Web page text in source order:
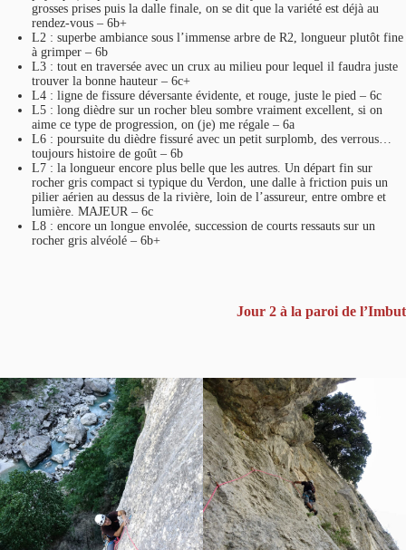
grosses prises puis la dalle finale, on se dit que la variété est déjà au
rendez-vous – 6b+
L2 : superbe ambiance sous l’immense arbre de R2, longueur plutôt fine
à grimper – 6b
L3 : tout en traversée avec un crux au milieu pour lequel il faudra juste
trouver la bonne hauteur – 6c+
L4 : ligne de fissure déversante évidente, et rouge, juste le pied – 6c
L5 : long dièdre sur un rocher bleu sombre vraiment excellent, si on
aime ce type de progression, on (je) me régale – 6a
L6 : poursuite du dièdre fissuré avec un petit surplomb, des verrous…
toujours histoire de goût – 6b
L7 : la longueur encore plus belle que les autres. Un départ fin sur
rocher gris compact si typique du Verdon, une dalle à friction puis un
pilier aérien au dessus de la rivière, loin de l’assureur, entre ombre et
lumière. MAJEUR – 6c
L8 : encore un longue envolée, succession de courts ressauts sur un
rocher gris alvéolé – 6b+
Jour 2 à la paroi de l’Imbut